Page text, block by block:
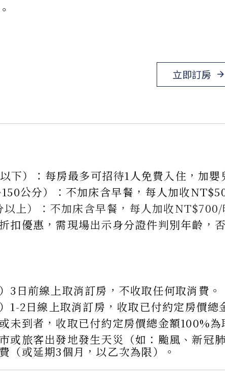
立即訂房 arrow_forward
下）：每房最多可招待1人免費入住，加嬰
公分）：不加床含早餐， 每人加收
以上）：不加床含早餐，每人加收
扣優惠，需現場出示身分證件判別年齡，
3日前線上取消訂房，不收取任何取消費。
1-2日線上取消訂房，收取已付約定房價總
未到者，收取已付約定房價總金額100%為
或旅客出發地發生天災（如：颱風、新
（或延期3個月，以乙次為限）。